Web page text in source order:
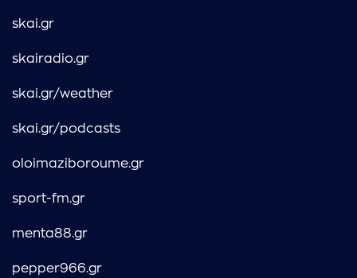
skai.gr
skairadio.gr
skai.gr/weather
skai.gr/podcasts
oloimaziboroume.gr
sport-fm.gr
menta88.gr
pepper966.gr